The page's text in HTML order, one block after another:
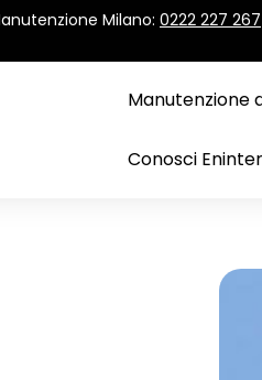
Milano: 0222 227 267
Manutenzione
Conosci Eninter